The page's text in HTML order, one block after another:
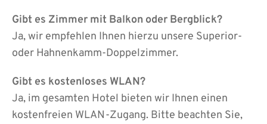
Gibt es Zimmer mit Balkon oder Bergblick?
Ja, wir empfehlen Ihnen hierzu unsere Superior-
oder Hahnenkamm-Doppelzimmer.
Gibt es kostenloses WLAN?
Ja, im gesamten Hotel bieten wir Ihnen einen
kostenfreien WLAN-Zugang. Bitte beachten Sie,